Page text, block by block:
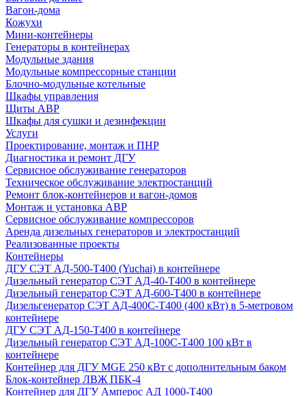
Вагон-дома
Кожухи
Мини-контейнеры
Генераторы в контейнерах
Модульные здания
Модульные компрессорные станции
Блочно-модульные котельные
Шкафы управления
Щиты АВР
Шкафы для сушки и дезинфекции
Услуги
Проектирование, монтаж и ПНР
Диагностика и ремонт ДГУ
Сервисное обслуживание генераторов
Техническое обслуживание электростанций
Ремонт блок-контейнеров и вагон-домов
Монтаж и установка АВР
Сервисное обслуживание компрессоров
Аренда дизельных генераторов и электростанций
Реализованные проекты
Контейнеры
ДГУ СЭТ АД-500-Т400 (Yuchai) в контейнере
Дизельный генератор СЭТ АД-40-Т400 в контейнере
Дизельный генератор СЭТ АД-600-Т400 в контейнере
Дизельгенератор СЭТ АД-400С-Т400 (400 кВт) в 5-метровом
контейнере
ДГУ СЭТ АД-150-Т400 в контейнере
Дизельный генератор СЭТ АД-100С-Т400 100 кВт в
контейнере
Контейнер для ДГУ MGE 250 кВт с дополнительным баком
Блок-контейнер ЛВЖ ПБК-4
Контейнер для ДГУ Амперос АД 1000-Т400